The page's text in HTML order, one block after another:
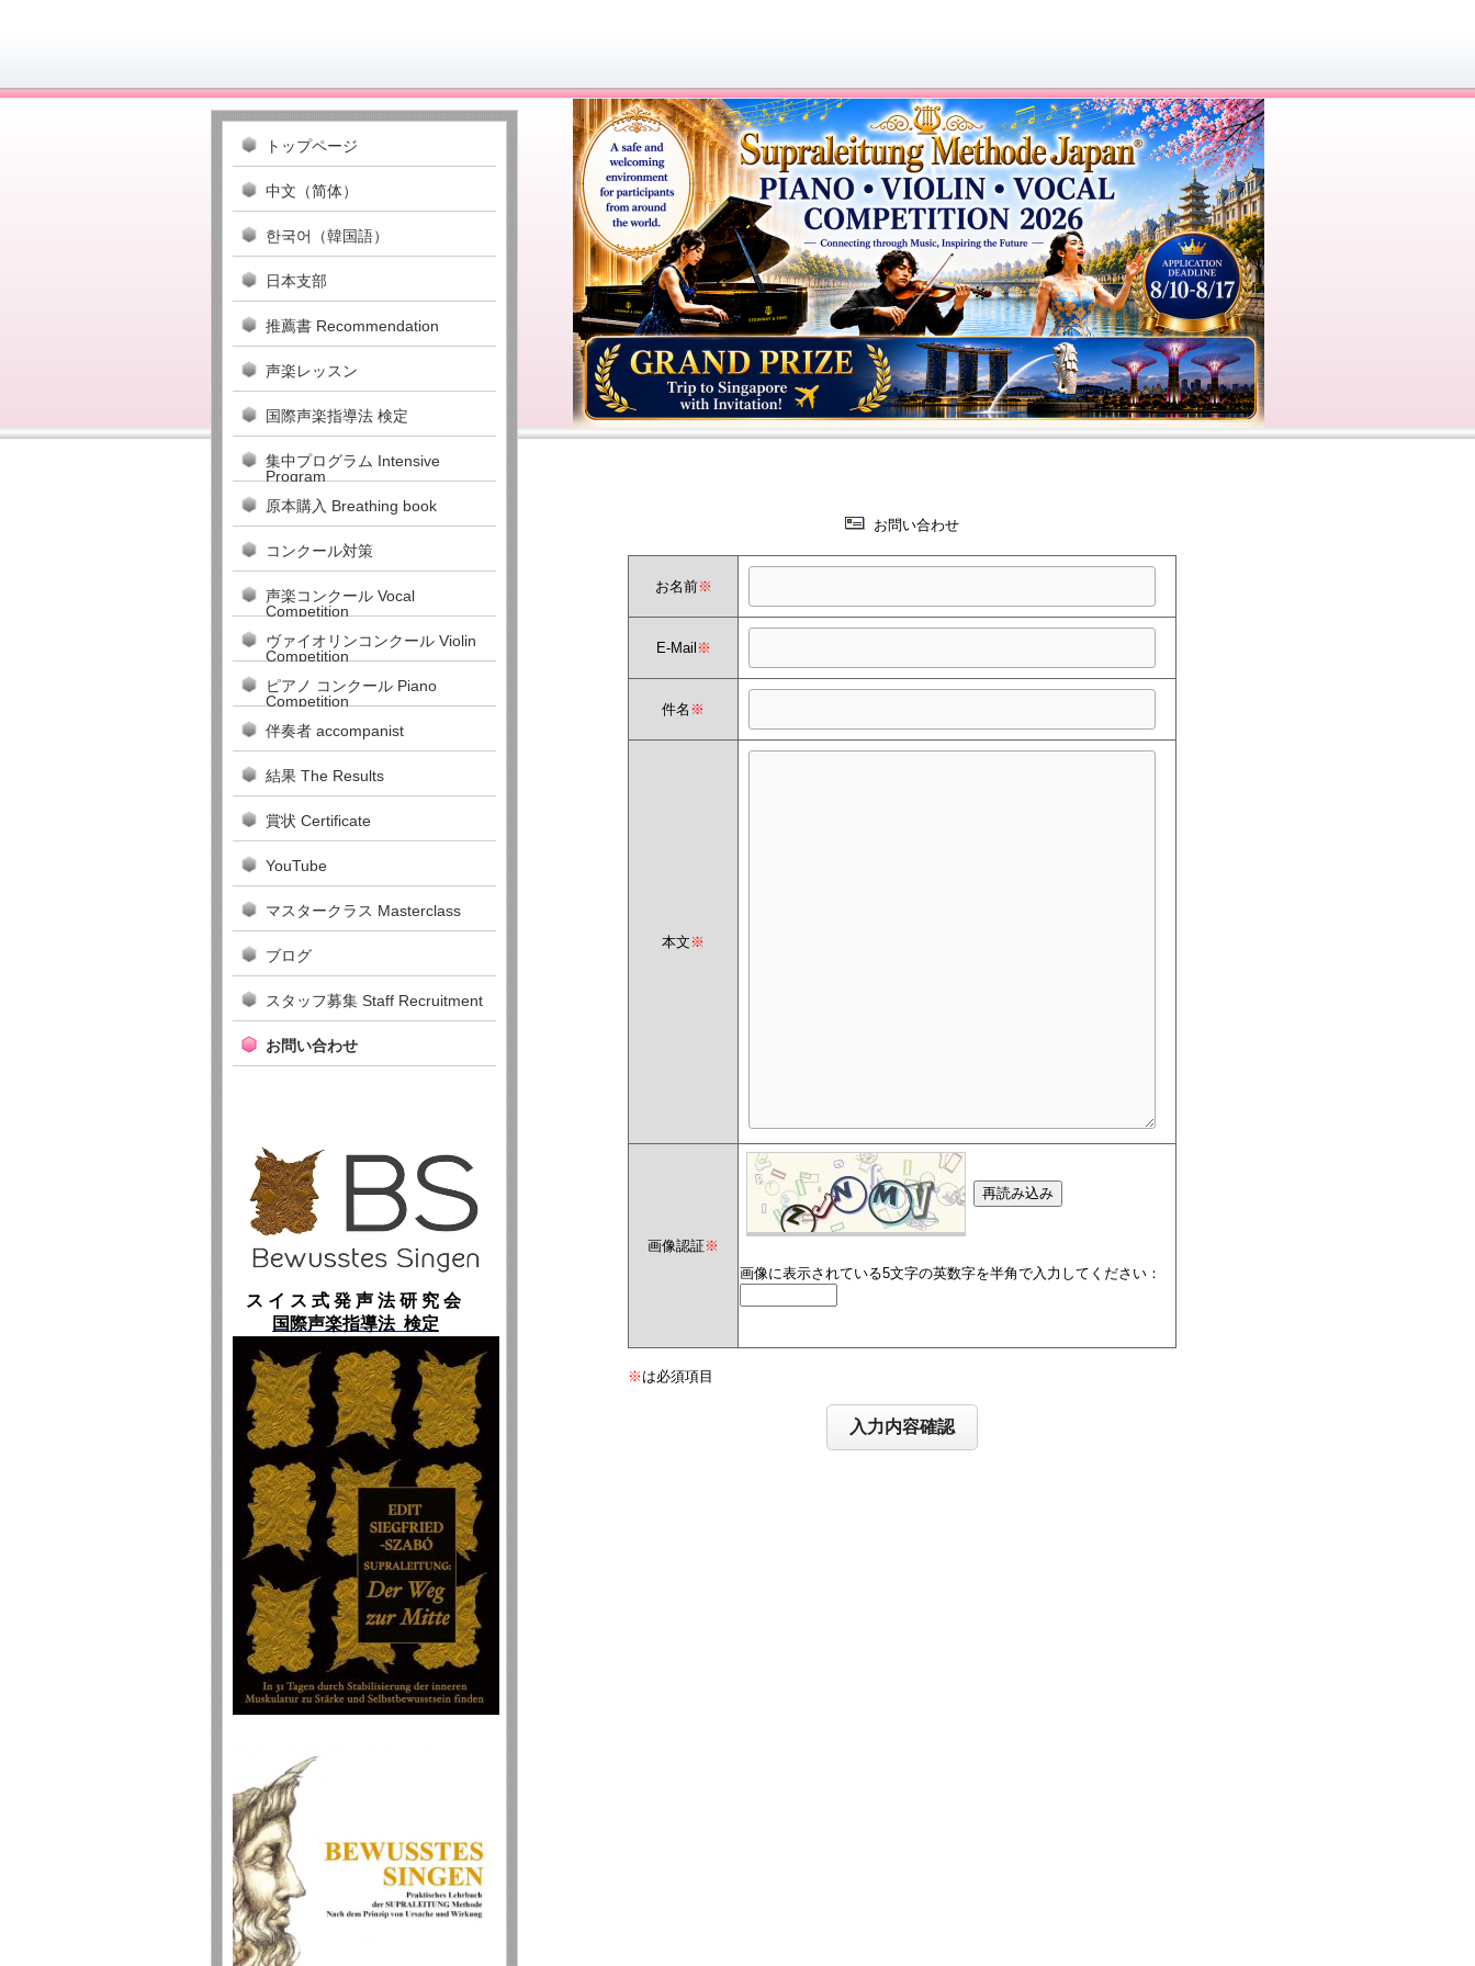
お問い合わせ
お名前※
E-Mail ※
件名 ※
本文 ※
画像認証※
画像に表示されている5文字の英数字を半角で入力してください：
※ は必須項目
トップページ
中文（简体）
한국어（韓国語）
日本支部
推薦書 Recommendation
声楽レッスン
国際声楽指導法 検定
集中プログラム Intensive
Program
原本購入 Breathing book
コンクール対策
声楽コンクール Vocal
Competition
ヴァイオリンコンクール Violin
Competition
ピアノ コンクール Piano
Competition
伴奏者 accompanist
結果 The Results
賞状 Certificate
YouTube
マスタークラス Masterclass
ブログ
スタッフ募集 Staff Recruitment
お問い合わせ
ス イ ス 式 発 声 法 研 究 会
国際声楽指導法 検定